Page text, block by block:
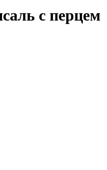
с перцем